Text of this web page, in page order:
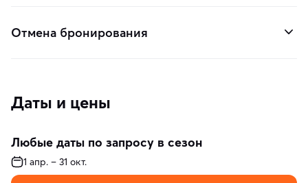
Отмена бронирования
Даты и цены
Любые даты по запросу в сезон
1 апр. – 31 окт.